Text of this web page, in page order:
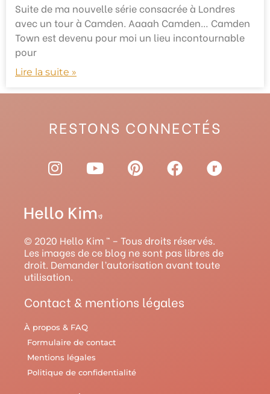
Suite de ma nouvelle série consacrée à Londres
avec un tour à Camden. Aaaah Camden… Camden
Town est devenu pour moi un lieu incontournable
pour
Lire la suite »
RESTONS CONNECTÉS
I
n
t
a
g
r
a
m
Y
o
t
u
b
e
P
i
r
e
s
F
a
o
o
k
R
a
y
© 2020 Hello Kim ™ – Tous droits réservés.
Les images de ce blog ne sont pas libres de
droit. Demander l’autorisation avant toute
utilisation.
Contact & mentions légales
À propos & FAQ
Formulaire de contact
Mentions légales
Politique de confidentialité